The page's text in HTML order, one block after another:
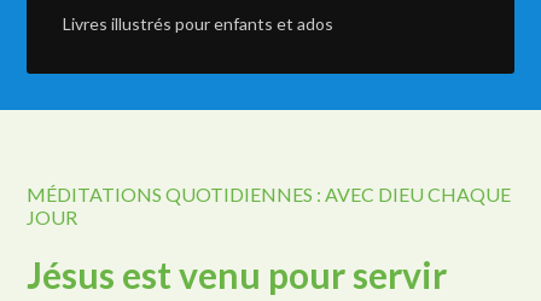
Livres illustrés pour enfants et ados
MÉDITATIONS QUOTIDIENNES : AVEC DIEU CHAQUE
JOUR
Jésus est venu pour servir